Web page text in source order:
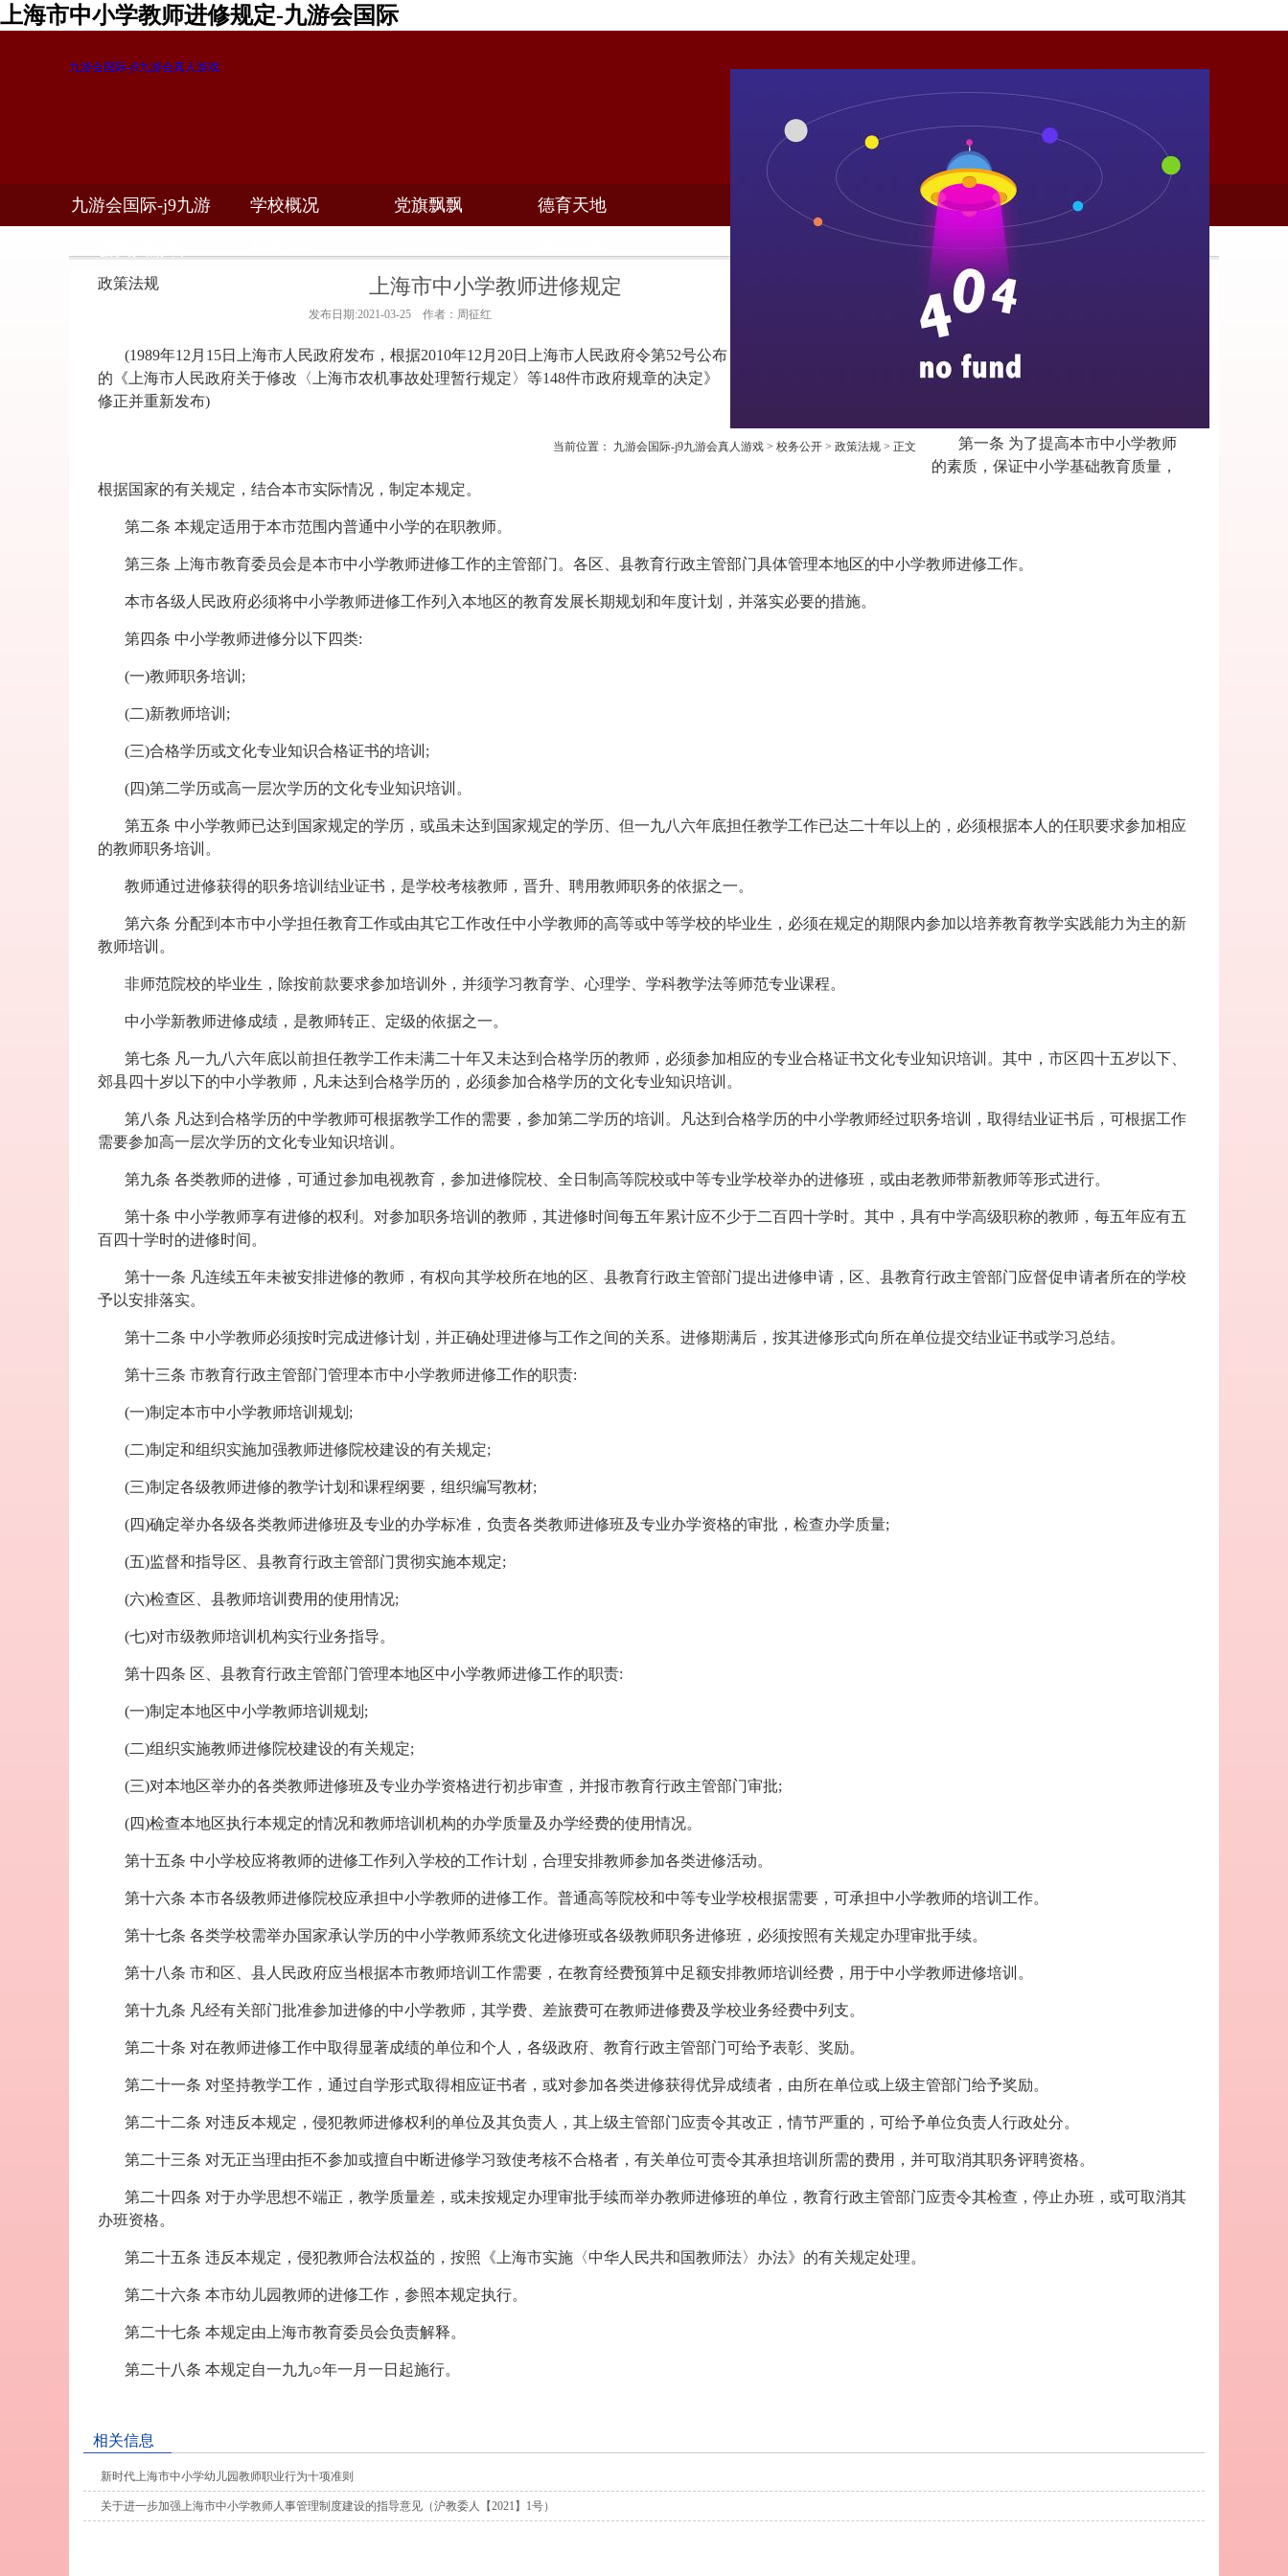
上海市中小学教师进修规定-九游会国际
九游会国际-j9九游会真人游戏
九游会国际-j9九游 学校概况 党旗飘飘 德育天地
政策法规
当前位置： 九游会国际-j9九游会真人游戏 > 校务公开 > 政策法规 > 正文
上海市中小学教师进修规定
发布日期:2021-03-25 作者：周征红
(1989年12月15日上海市人民政府发布，根据2010年12月20日上海市人民政府令第52号公布
的《上海市人民政府关于修改〈上海市农机事故处理暂行规定〉等148件市政府规章的决定》
修正并重新发布)
第一条 为了提高本市中小学教师
的素质，保证中小学基础教育质量，
根据国家的有关规定，结合本市实际情况，制定本规定。
第二条 本规定适用于本市范围内普通中小学的在职教师。
第三条 上海市教育委员会是本市中小学教师进修工作的主管部门。各区、县教育行政主管部门具体管理本地区的中小学教师进修工作。
本市各级人民政府必须将中小学教师进修工作列入本地区的教育发展长期规划和年度计划，并落实必要的措施。
第四条 中小学教师进修分以下四类:
(一)教师职务培训;
(二)新教师培训;
(三)合格学历或文化专业知识合格证书的培训;
(四)第二学历或高一层次学历的文化专业知识培训。
第五条 中小学教师已达到国家规定的学历，或虽未达到国家规定的学历、但一九八六年底担任教学工作已达二十年以上的，必须根据本人的任职要求参加相应
的教师职务培训。
教师通过进修获得的职务培训结业证书，是学校考核教师，晋升、聘用教师职务的依据之一。
第六条 分配到本市中小学担任教育工作或由其它工作改任中小学教师的高等或中等学校的毕业生，必须在规定的期限内参加以培养教育教学实践能力为主的新
教师培训。
非师范院校的毕业生，除按前款要求参加培训外，并须学习教育学、心理学、学科教学法等师范专业课程。
中小学新教师进修成绩，是教师转正、定级的依据之一。
第七条 凡一九八六年底以前担任教学工作未满二十年又未达到合格学历的教师，必须参加相应的专业合格证书文化专业知识培训。其中，市区四十五岁以下、
郊县四十岁以下的中小学教师，凡未达到合格学历的，必须参加合格学历的文化专业知识培训。
第八条 凡达到合格学历的中学教师可根据教学工作的需要，参加第二学历的培训。凡达到合格学历的中小学教师经过职务培训，取得结业证书后，可根据工作
需要参加高一层次学历的文化专业知识培训。
第九条 各类教师的进修，可通过参加电视教育，参加进修院校、全日制高等院校或中等专业学校举办的进修班，或由老教师带新教师等形式进行。
第十条 中小学教师享有进修的权利。对参加职务培训的教师，其进修时间每五年累计应不少于二百四十学时。其中，具有中学高级职称的教师，每五年应有五
百四十学时的进修时间。
第十一条 凡连续五年未被安排进修的教师，有权向其学校所在地的区、县教育行政主管部门提出进修申请，区、县教育行政主管部门应督促申请者所在的学校
予以安排落实。
第十二条 中小学教师必须按时完成进修计划，并正确处理进修与工作之间的关系。进修期满后，按其进修形式向所在单位提交结业证书或学习总结。
第十三条 市教育行政主管部门管理本市中小学教师进修工作的职责:
(一)制定本市中小学教师培训规划;
(二)制定和组织实施加强教师进修院校建设的有关规定;
(三)制定各级教师进修的教学计划和课程纲要，组织编写教材;
(四)确定举办各级各类教师进修班及专业的办学标准，负责各类教师进修班及专业办学资格的审批，检查办学质量;
(五)监督和指导区、县教育行政主管部门贯彻实施本规定;
(六)检查区、县教师培训费用的使用情况;
(七)对市级教师培训机构实行业务指导。
第十四条 区、县教育行政主管部门管理本地区中小学教师进修工作的职责:
(一)制定本地区中小学教师培训规划;
(二)组织实施教师进修院校建设的有关规定;
(三)对本地区举办的各类教师进修班及专业办学资格进行初步审查，并报市教育行政主管部门审批;
(四)检查本地区执行本规定的情况和教师培训机构的办学质量及办学经费的使用情况。
第十五条 中小学校应将教师的进修工作列入学校的工作计划，合理安排教师参加各类进修活动。
第十六条 本市各级教师进修院校应承担中小学教师的进修工作。普通高等院校和中等专业学校根据需要，可承担中小学教师的培训工作。
第十七条 各类学校需举办国家承认学历的中小学教师系统文化进修班或各级教师职务进修班，必须按照有关规定办理审批手续。
第十八条 市和区、县人民政府应当根据本市教师培训工作需要，在教育经费预算中足额安排教师培训经费，用于中小学教师进修培训。
第十九条 凡经有关部门批准参加进修的中小学教师，其学费、差旅费可在教师进修费及学校业务经费中列支。
第二十条 对在教师进修工作中取得显著成绩的单位和个人，各级政府、教育行政主管部门可给予表彰、奖励。
第二十一条 对坚持教学工作，通过自学形式取得相应证书者，或对参加各类进修获得优异成绩者，由所在单位或上级主管部门给予奖励。
第二十二条 对违反本规定，侵犯教师进修权利的单位及其负责人，其上级主管部门应责令其改正，情节严重的，可给予单位负责人行政处分。
第二十三条 对无正当理由拒不参加或擅自中断进修学习致使考核不合格者，有关单位可责令其承担培训所需的费用，并可取消其职务评聘资格。
第二十四条 对于办学思想不端正，教学质量差，或未按规定办理审批手续而举办教师进修班的单位，教育行政主管部门应责令其检查，停止办班，或可取消其
办班资格。
第二十五条 违反本规定，侵犯教师合法权益的，按照《上海市实施〈中华人民共和国教师法〉办法》的有关规定处理。
第二十六条 本市幼儿园教师的进修工作，参照本规定执行。
第二十七条 本规定由上海市教育委员会负责解释。
第二十八条 本规定自一九九○年一月一日起施行。
相关信息
新时代上海市中小学幼儿园教师职业行为十项准则
关于进一步加强上海市中小学教师人事管理制度建设的指导意见（沪教委人【2021】1号）